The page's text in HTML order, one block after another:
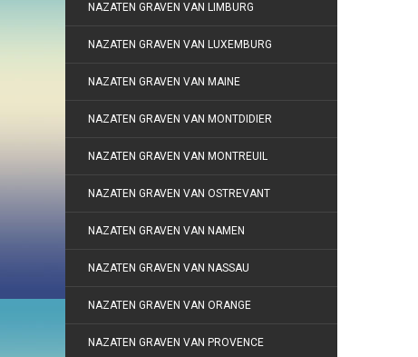
NAZATEN GRAVEN VAN LIMBURG
NAZATEN GRAVEN VAN LUXEMBURG
NAZATEN GRAVEN VAN MAINE
NAZATEN GRAVEN VAN MONTDIDIER
NAZATEN GRAVEN VAN MONTREUIL
NAZATEN GRAVEN VAN OSTREVANT
NAZATEN GRAVEN VAN NAMEN
NAZATEN GRAVEN VAN NASSAU
NAZATEN GRAVEN VAN ORANGE
NAZATEN GRAVEN VAN PROVENCE